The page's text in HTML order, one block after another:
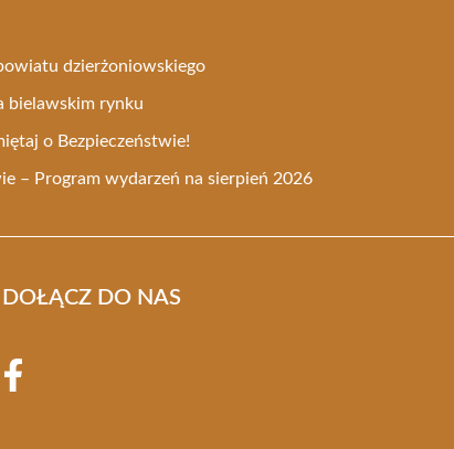
dzierżoniowskiego
bielawskim rynku
o Bezpieczeństwie!
– Program wydarzeń na sierpień 2026
DOŁĄCZ DO NAS